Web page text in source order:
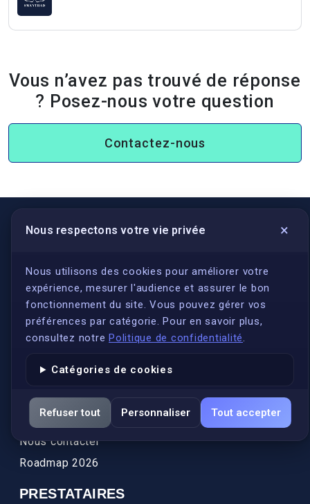
Vous n’avez pas trouvé de réponse
? Posez-nous votre question
Contactez-nous
Nous respectons votre vie privée ×
Nous utilisons des cookies pour améliorer votre
expérience, mesurer l'audience et assurer le bon
fonctionnement du site. Vous pouvez gérer vos
préférences par catégorie. Pour en savoir plus,
consultez notre Politique de confidentialité.
Catégories de cookies
Refuser tout Personnaliser Tout accepter
LIENS UTILES
S'inscrire
Qui sommes-nous ?
Conformité
Annuaires des traducteurs assermentés
Actualités
Services
FAQ
Nous contacter
Roadmap 2026
PRESTATAIRES